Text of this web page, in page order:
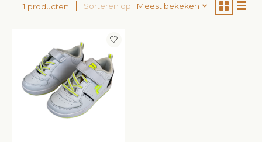
1 producten Sorteren op Meest bekeken